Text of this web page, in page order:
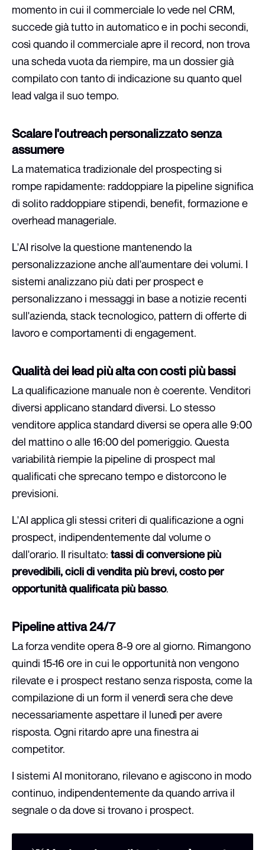
momento in cui il commerciale lo vede nel CRM,
succede già tutto in automatico e in pochi secondi,
così quando il commerciale apre il record, non trova
una scheda vuota da riempire, ma un dossier già
compilato con tanto di indicazione su quanto quel
lead valga il suo tempo.
Scalare l'outreach personalizzato senza
assumere
La matematica tradizionale del prospecting si
rompe rapidamente: raddoppiare la pipeline significa
di solito raddoppiare stipendi, benefit, formazione e
overhead manageriale.
L'AI risolve la questione mantenendo la
personalizzazione anche all'aumentare dei volumi. I
sistemi analizzano più dati per prospect e
personalizzano i messaggi in base a notizie recenti
sull'azienda, stack tecnologico, pattern di offerte di
lavoro e comportamenti di engagement.
Qualità dei lead più alta con costi più bassi
La qualificazione manuale non è coerente. Venditori
diversi applicano standard diversi. Lo stesso
venditore applica standard diversi se opera alle 9:00
del mattino o alle 16:00 del pomeriggio. Questa
variabilità riempie la pipeline di prospect mal
qualificati che sprecano tempo e distorcono le
previsioni.
L'AI applica gli stessi criteri di qualificazione a ogni
prospect, indipendentemente dal volume o
dall'orario. Il risultato: tassi di conversione più
prevedibili, cicli di vendita più brevi, costo per
opportunità qualificata più basso.
Pipeline attiva 24/7
La forza vendite opera 8-9 ore al giorno. Rimangono
quindi 15-16 ore in cui le opportunità non vengono
rilevate e i prospect restano senza risposta, come la
compilazione di un form il venerdì sera che deve
necessariamente aspettare il lunedì per avere
risposta. Ogni ritardo apre una finestra ai
competitor.
I sistemi AI monitorano, rilevano e agiscono in modo
continuo, indipendentemente da quando arriva il
segnale o da dove si trovano i prospect.